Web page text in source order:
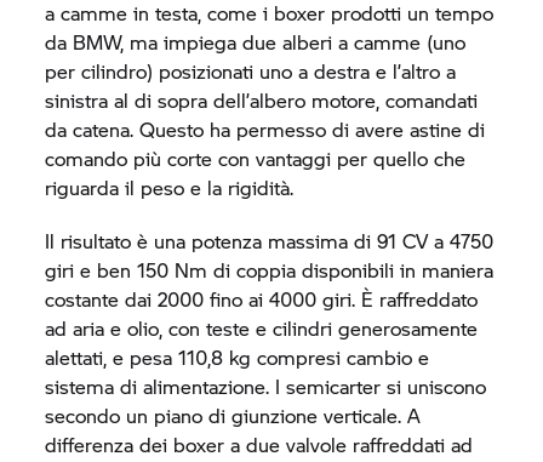
a camme in testa, come i boxer prodotti un tempo
da BMW, ma impiega due alberi a camme (uno
per cilindro) posizionati uno a destra e l’altro a
sinistra al di sopra dell’albero motore, comandati
da catena. Questo ha permesso di avere astine di
comando più corte con vantaggi per quello che
riguarda il peso e la rigidità.
Il risultato è una potenza massima di 91 CV a 4750
giri e ben 150 Nm di coppia disponibili in maniera
costante dai 2000 fino ai 4000 giri. È raffreddato
ad aria e olio, con teste e cilindri generosamente
alettati, e pesa 110,8 kg compresi cambio e
sistema di alimentazione. I semicarter si uniscono
secondo un piano di giunzione verticale. A
differenza dei boxer a due valvole raffreddati ad